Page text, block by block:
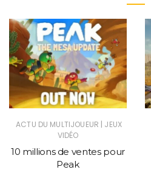
ACTU DU MULTIJOUEUR | JEUX
VIDÉO
10 millions de ventes pour
Peak